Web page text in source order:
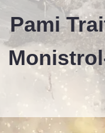
Pami